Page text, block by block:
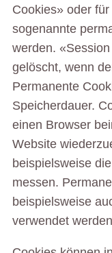
Cookies» oder
sogenannte
werden.
gelöscht, wenn
Permanente
Speicherdauer.
einen Browser
Website
beispielsweise
messen.
beispielsweise
verwendet